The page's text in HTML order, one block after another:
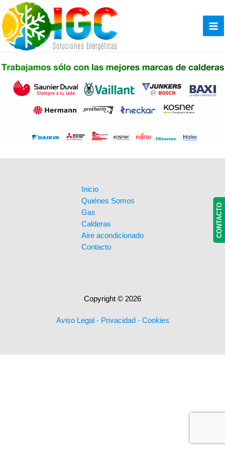
al
contenido
Inicio
Quiénes Somos
Gas
Calderas
Aire acondicionado
Contacto
Copyright © 2026
Aviso Legal - Privacidad - Cookies
CONTACTO